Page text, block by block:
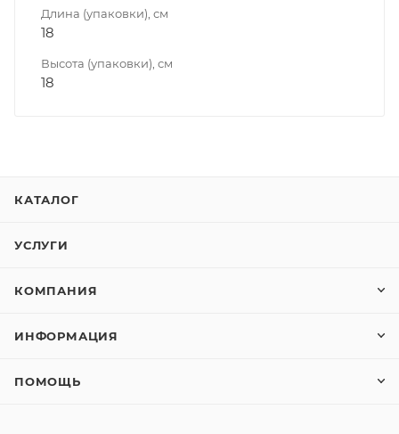
Длина (упаковки), см
18
Высота (упаковки), см
18
КАТАЛОГ
УСЛУГИ
КОМПАНИЯ
ИНФОРМАЦИЯ
ПОМОЩЬ